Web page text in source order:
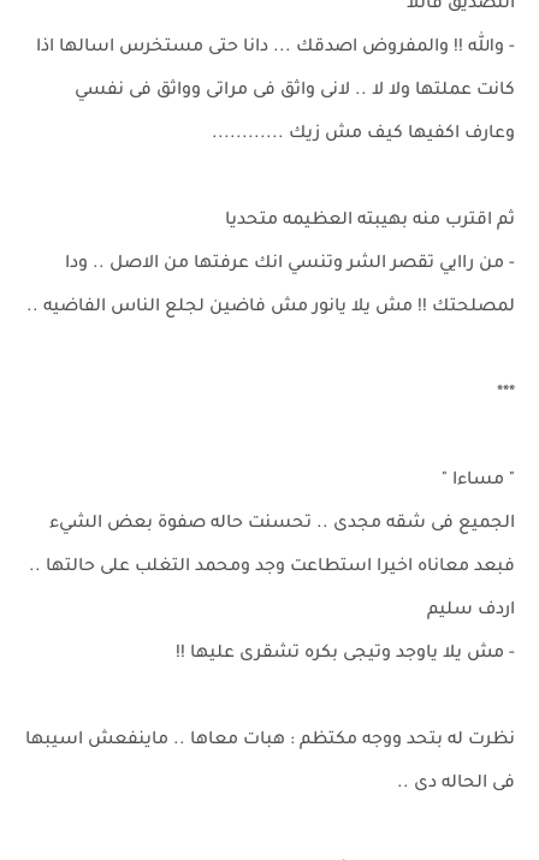
التصديق قائلا
- والله !! والمفروض اصدقك ... دانا حتى مستخرس اسالها اذا
كانت عملتها ولا لا .. لانى واثق فى مراتى وواثق فى نفسي
وعارف اكفيها كيف مش زيك ............
ثم اقترب منه بهيبته العظيمه متحديا
- من راايي تقصر الشر وتنسي انك عرفتها من الاصل .. ودا
لمصلحتك !! مش يلا يانور مش فاضين لجلع الناس الفاضيه ..
***
" مساءا "
الجميع فى شقه مجدى .. تحسنت حاله صفوة بعض الشيء
فبعد معاناه اخيرا استطاعت وجد ومحمد التغلب على حالتها ..
اردف سليم
- مش يلا ياوجد وتيجى بكره تشقرى عليها !!
نظرت له بتحد ووجه مكتظم : هبات معاها .. ماينفعش اسيبها
فى الحاله دى ..